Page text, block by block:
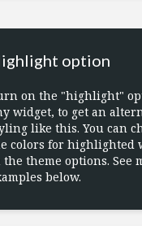
option
on the "highlight"
widget, to get an
like this. You can
colors for highlighted
theme options. See
below.